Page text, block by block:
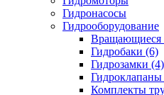
Гидронасосы
Гидрооборудование
Вращающиеся
Гидробаки (6)
Гидрозамки (4)
Гидроклапаны
Комплекты